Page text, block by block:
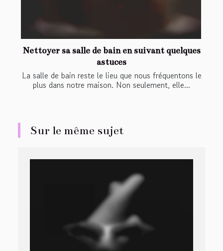
Nettoyer sa salle de bain en suivant quelques
astuces
La salle de bain reste le lieu que nous fréquentons le
plus dans notre maison. Non seulement, elle...
Sur le même sujet